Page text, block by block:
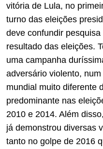
vitória de Lula, no
turno das eleições
deve confundir
resultado das eleições.
uma campanha
adversário violento,
mundial muito diferente
predominante nas
2010 e 2014. Além
já demonstrou diversas
tanto no golpe de 2016